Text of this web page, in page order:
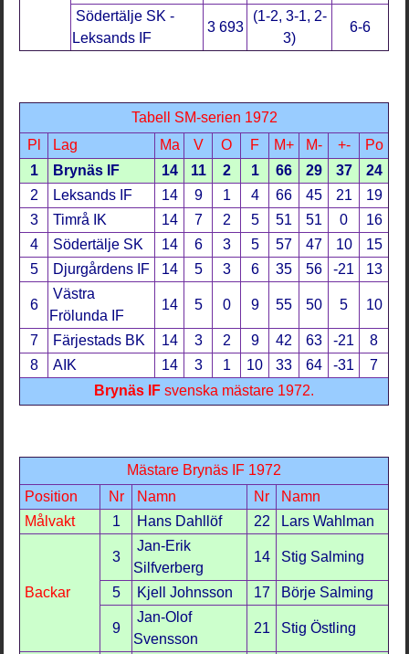
Södertälje SK -
Leksands IF
3 693
(1-2, 3-1, 2-
3)
6-6
Tabell SM-serien 1972
Pl
Lag Ma V O F M+ M- +-
Po
1
Brynäs IF 14 11 2 1 66 29 37
24
2
Leksands IF 14 9 1 4 66 45 21
19
3
Timrå IK 14 7 2 5 51 51 0
16
4
Södertälje SK 14 6 3 5 57 47 10
15
5
Djurgårdens IF 14 5 3 6 35 56 -21 13
6
Västra
Frölunda IF
14 5 0 9 55 50 5 10
7 Färjestads BK 14 3 2 9 42 63 -21
8
8
AIK 14 3 1 10 33 64 -31
7
Brynäs IF svenska mästare 1972.
Mästare Brynäs IF 1972
Position
Nr Namn Nr
Namn
Målvakt
1 Hans Dahllöf 22 Lars Wahlman
Backar
3
Jan-Erik
Silfverberg
14 Stig Salming
5 Kjell Johnsson 17 Börje Salming
9
Jan-Olof
Svensson
21 Stig Östling